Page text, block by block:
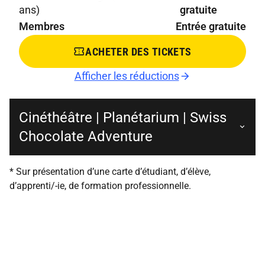
ans)
gratuite
Membres
Entrée gratuite
ACHETER DES TICKETS
Afficher les réductions
Cinéthéâtre | Planétarium | Swiss
Chocolate Adventure
* Sur présentation d’une carte d’étudiant, d’élève,
d’apprenti/-ie, de formation professionnelle.